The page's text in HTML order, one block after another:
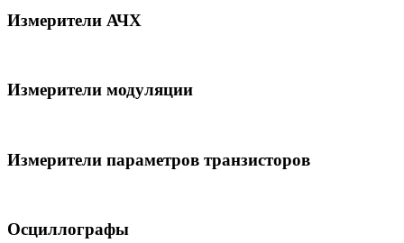
Измерители АЧХ
Измерители модуляции
Измерители параметров транзисторов
Осциллографы